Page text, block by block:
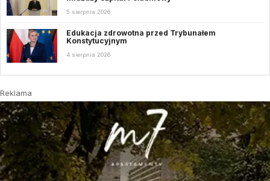
5 sierpnia 2026
Edukacja zdrowotna przed Trybunałem
Konstytucyjnym
4 sierpnia 2026
Reklama